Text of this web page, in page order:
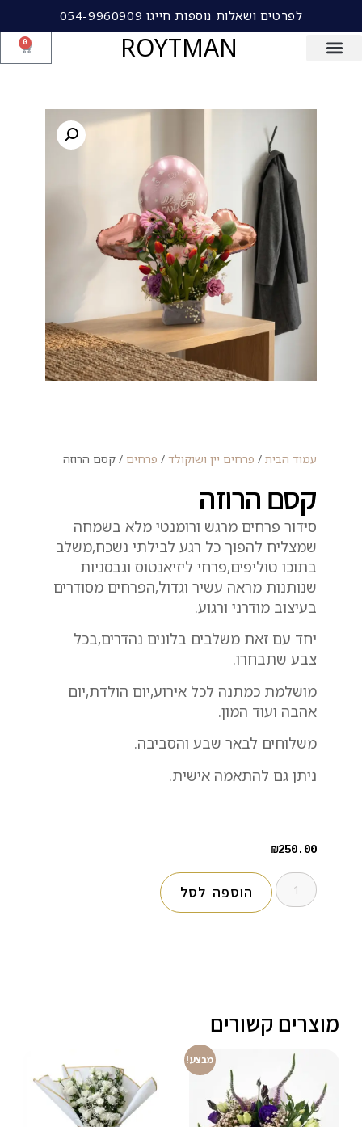
לפרטים ושאלות נוספות חייגו 054-9960909
ROYTMAN
0
עמוד הבית / פרחים יין ושוקולד / פרחים / קסם הרוזה
קסם הרוזה
סידור פרחים מרגש ורומנטי מלא בשמחה
שמצליח להפוך כל רגע לבילתי נשכח,משלב
בתוכו טוליפים,פרחי ליזיאנטוס וגבסניות
שנותנות מראה עשיר וגדול,הפרחים מסודרים
בעיצוב מודרני ורגוע.
יחד עם זאת משלבים בלונים נהדרים,בכל
צבע שתבחרו.
מושלמת כמתנה לכל אירוע,יום הולדת,יום
אהבה ועוד המון.
משלוחים לבאר שבע והסביבה.
ניתן גם להתאמה אישית.
₪250.00
הוספה לסל
מוצרים קשורים
מבצע!